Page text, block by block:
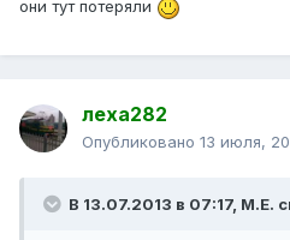
они тут потеряли
леха282
Опубликовано 13 июля,
В 13.07.2013 в 07:17, М.Е.